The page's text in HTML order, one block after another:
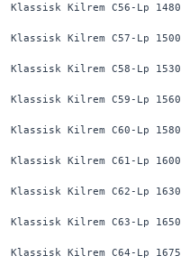
Klassisk Kilrem C56-Lp 1480
Klassisk Kilrem C57-Lp 1500
Klassisk Kilrem C58-Lp 1530
Klassisk Kilrem C59-Lp 1560
Klassisk Kilrem C60-Lp 1580
Klassisk Kilrem C61-Lp 1600
Klassisk Kilrem C62-Lp 1630
Klassisk Kilrem C63-Lp 1650
Klassisk Kilrem C64-Lp 1675